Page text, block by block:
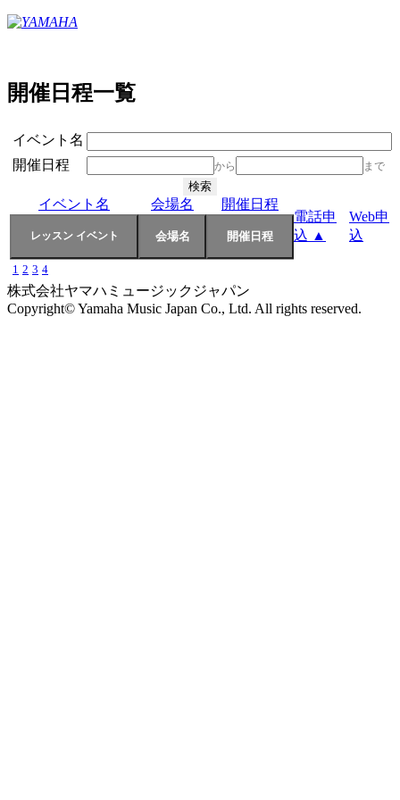
開催日程一覧
イベント名
開催日程
から まで
イベント名 会場名
開催日程
電話申
込 ▲
Web申
込
1 2 3 4
株式会社ヤマハミュージックジャパン
Copyright© Yamaha Music Japan Co., Ltd. All rights reserved.